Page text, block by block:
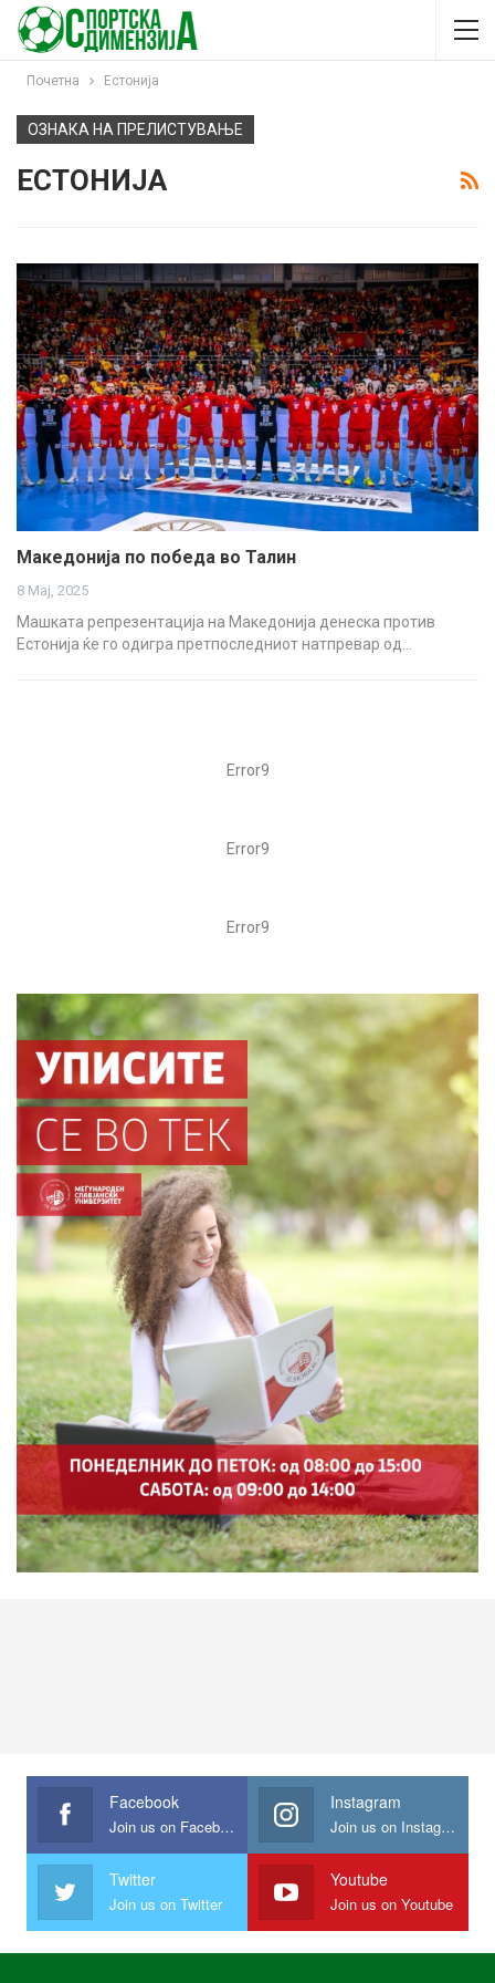
Почетна Естонија
ОЗНАКА НА ПРЕЛИСТУВАЊЕ
ЕСТОНИЈА
Македонија по победа во Талин
8 Мај, 2025
Машката репрезентација на Македонија денеска против
Естонија ќе го одигра претпоследниот натпревар од…
Error9
Error9
Error9
Facebook
Join us on Facebook
Instagram
Join us on Instagram
Twitter
Join us on Twitter
Youtube
Join us on Youtube